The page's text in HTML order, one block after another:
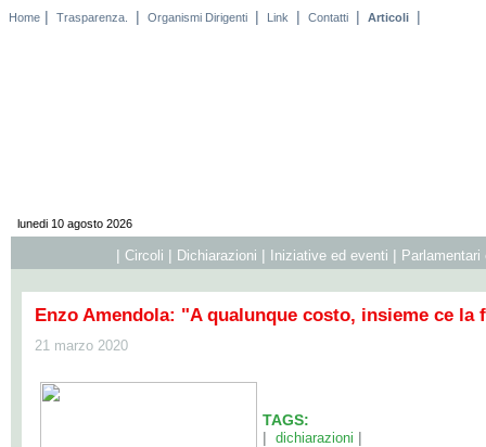
Home | Trasparenza. | Organismi Dirigenti | Link | Contatti | Articoli |
lunedi 10 agosto 2026
| Circoli | Dichiarazioni | Iniziative ed eventi |
Enzo Amendola: "A qualunque costo, insieme ce la
21 marzo 2020
TAGS:
| dichiarazioni |